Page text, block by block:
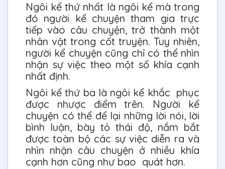
Ngôi kể thứ nhất là ngôi kể mà trong
đó người kể chuyện tham gia trực
tiếp vào câu chuyện, trở thành một
nhân vật trong cốt truyện. Tuy nhiên,
người kể chuyện cũng chỉ có thể nhìn
nhận sự việc theo một số khía cạnh
nhất định.
Ngôi kể thứ ba là ngôi kể khắc phục
được nhược điểm trên. Người kể
chuyện có thể để lại những lời nói, lời
bình luận, bày tỏ thái độ, nắm bắt
được toàn bộ các sự việc diễn ra và
nhìn nhận câu chuyện ở nhiều khía
cạnh hơn cũng như bao quát hơn.